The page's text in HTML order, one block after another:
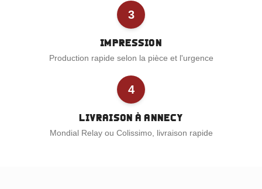
3
Impression
Production rapide selon la pièce et l'urgence
4
Livraison à Annecy
Mondial Relay ou Colissimo, livraison rapide